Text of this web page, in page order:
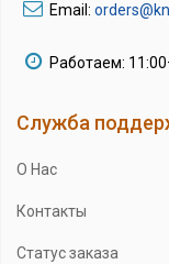
Email:
Работаем:
Служба
О Нас
Контакты
Статус заказа